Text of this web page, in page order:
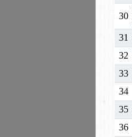
30
31
32
33
34
35
36